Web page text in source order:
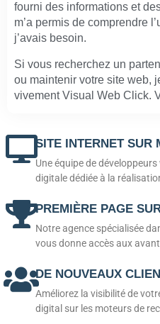
fourni des informations et
m’a permis de comprendre
j’avais besoin.
Si vous recherchez un
ou maintenir votre site web,
vivement Visual Web Click.
SITE INTERNET SUR
Une équipe de
digitale dédiée à la
PREMIÈRE PAGE
Notre agence spécialisée
vous donne accès aux
DE NOUVEAUX
Améliorez la visibilité de
digital sur les moteurs de